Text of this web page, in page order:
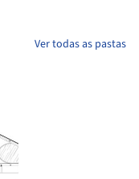
Ver todas as pastas